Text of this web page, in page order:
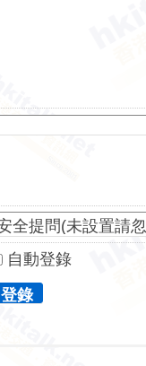
自動登錄
登錄